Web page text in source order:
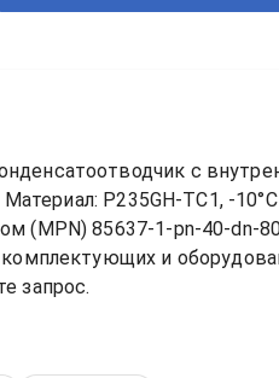
с
P235GH-TC1, -
(MPN) 85637-1-pn-40-dn-
и
запрос.